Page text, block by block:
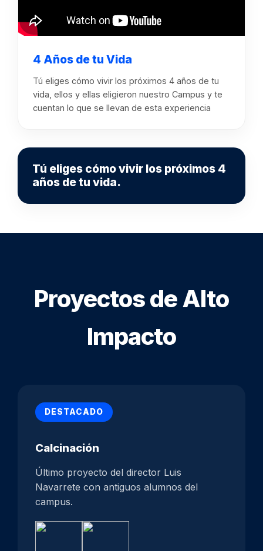
4 Años de tu Vida
Tú eliges cómo vivir los próximos 4 años de tu
vida, ellos y ellas eligieron nuestro Campus y te
cuentan lo que se llevan de esta experiencia
Tú eliges cómo vivir los próximos 4
años de tu vida.
Proyectos de Alto
Impacto
DESTACADO
Calcinación
Último proyecto del director Luis
Navarrete con antiguos alumnos del
campus.